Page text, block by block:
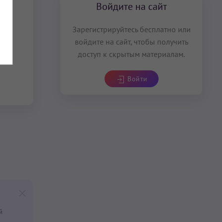
Войдите на сайт
Зарегистрируйтесь бесплатно или
войдите на сайт, чтобы получить
доступ к скрытым материалам.
Войти